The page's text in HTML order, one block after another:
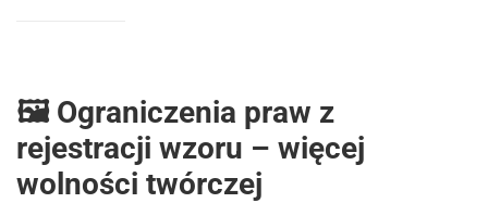
🖼 Ograniczenia praw z
rejestracji wzoru – więcej
wolności twórczej